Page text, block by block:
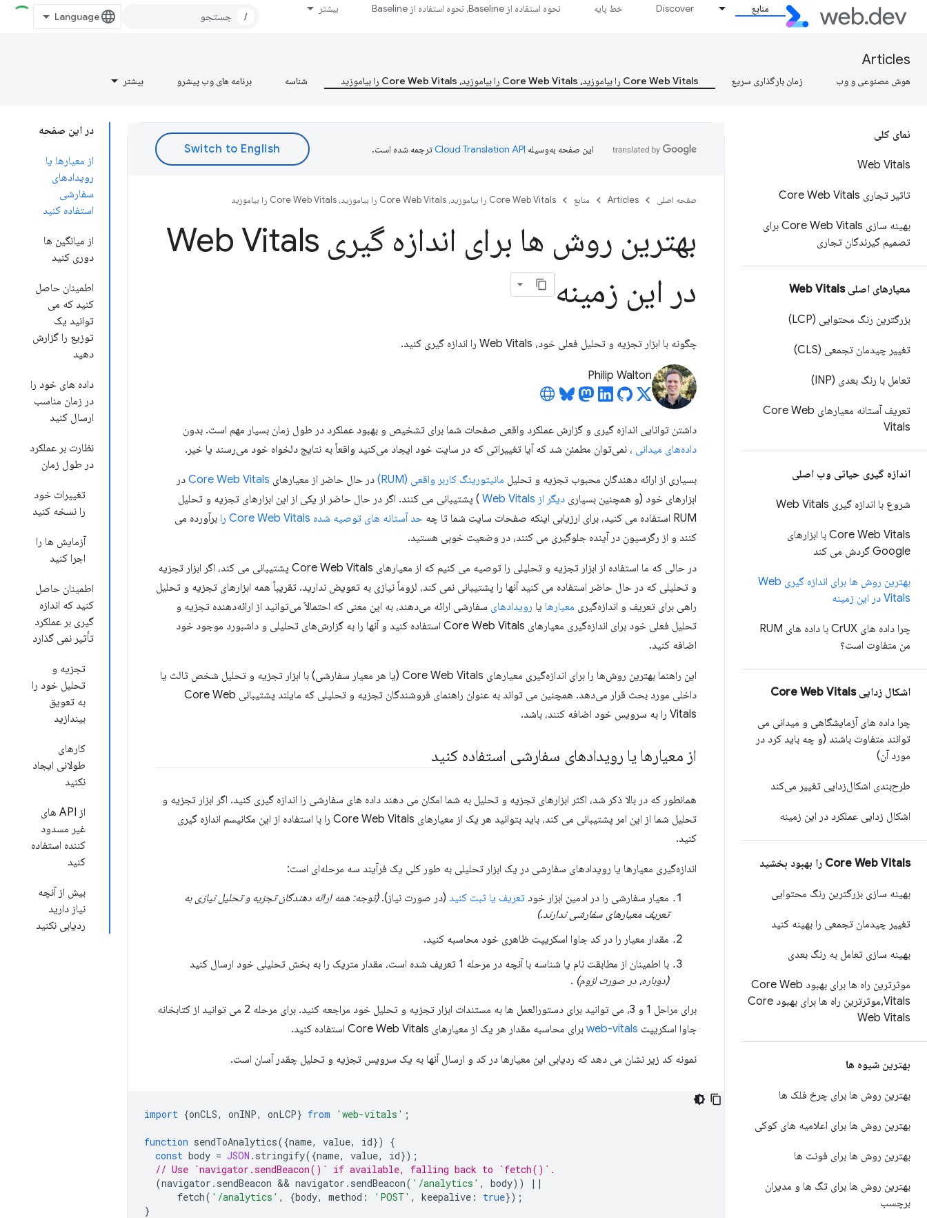
منابع Discover خط پایه نحوه استفاده از Baseline، نحوه استفاده از Baseline بیشتر
/
Articles
هوش مصنوعی و وب زمان بارگذاری سریع Core Web Vitals را بیاموزید، Core Web Vitals را بیاموزید، Core Web Vitals را بیاموزید شناسه برنامه های وب پیشرو بیشتر
نمای کلی
Web Vitals
تاثیر تجاری Core Web Vitals
بهینه سازی Core Web Vitals برای
تصمیم گیرندگان تجاری
معیارهای اصلی Web Vitals
بزرگترین رنگ محتوایی (LCP)
تغییر چیدمان تجمعی (CLS)
تعامل با رنگ بعدی (INP)
تعریف آستانه معیارهای Core Web
Vitals
اندازه گیری حیاتی وب اصلی
شروع با اندازه گیری Web Vitals
Core Web Vitals با ابزارهای
Google گردش می کند
بهترین روش ها برای اندازه گیری Web
Vitals در این زمینه
چرا داده های Cr
UX با داده های RUM
من متفاوت است؟
اشکال زدایی Core Web Vitals
چرا داده های آزمایشگاهی و میدانی می
توانند متفاوت باشند (و چه باید کرد در
مورد آن)
طرح‌بندی اشکال‌زدایی تغییر می‌کند
اشکال زدایی عملکرد در این زمینه
Core Web Vitals را بهبود بخشید
بهینه سازی بزرگترین رنگ محتوایی
تغییر چیدمان تجمعی را بهینه کنید
بهینه سازی تعامل به رنگ بعدی
موثرترین راه ها برای بهبود Core Web
Vitals
,
موثرترین راه ها برای بهبود Core
Web Vitals
بهترین شیوه ها
بهترین روش ها برای چرخ فلک ها
بهترین روش ها برای اعلامیه های کوکی
بهترین روش ها برای فونت ها
بهترین روش ها برای تگ ها و مدیران
برچسب
در این صفحه
از معیارها یا
رویدادهای
سفارشی
استفاده کنید
از میانگین ها
دوری کنید
اطمینان حاصل
کنید که می
توانید یک
توزیع را گزارش
دهید
داده های خود را
در زمان مناسب
ارسال کنید
نظارت بر عملکرد
در طول زمان
تغییرات خود
را نسخه کنید
آزمایش ها را
اجرا کنید
اطمینان حاصل
کنید که اندازه
گیری بر عملکرد
تأثیر نمی گذارد
تجزیه و
تحلیل خود را
به تعویق
بیندازید
کارهای
طولانی ایجاد
نکنید
از API های
غیر مسدود
کننده استفاده
کنید
بیش از آنچه
نیاز دارید
ردیابی نکنید
این صفحه به‌وسیله ترجمه شده است.
صفحه اصلی Articles منابع Core Web Vitals را بیاموزید، Core Web Vitals را بیاموزید، Core Web Vitals را بیاموزید
بهترین روش ها برای اندازه گیری Web Vitals
در این زمینه
چگونه با ابزار تجزیه و تحلیل فعلی خود، Web Vitals را اندازه گیری کنید.
Philip Walton
داشتن توانایی اندازه گیری و گزارش عملکرد واقعی صفحات شما برای تشخیص و بهبود عملکرد در طول زمان بسیار مهم است. بدون
داده‌های میدانی ، نمی‌توان مطمئن شد که آیا تغییراتی که در سایت خود ایجاد می‌کنید واقعاً به نتایج دلخواه خود می‌رسند یا خیر.
بسیاری از ارائه دهندگان محبوب تجزیه و تحلیل مانیتورینگ کاربر واقعی (RUM) در حال حاضر از معیارهای Core Web Vitals در
ابزارهای خود (و همچنین بسیاری دیگر از Web Vitals
) پشتیبانی می کنند. اگر در حال حاضر از یکی از این ابزارهای تجزیه و تحلیل
RUM استفاده می کنید، برای ارزیابی اینکه صفحات سایت شما تا چه
حد آستانه های توصیه شده Core Web Vitals را
برآورده می
کنند و از رگرسیون در آینده جلوگیری می کنند، در وضعیت خوبی هستید.
در حالی که ما استفاده از ابزار تجزیه و تحلیلی را توصیه می کنیم که از معیارهای Core Web Vitals پشتیبانی می کند، اگر ابزار تجزیه
و تحلیلی که در حال حاضر استفاده می کنید آنها را پشتیبانی نمی کند، لزوماً نیازی به تعویض ندارید. تقریباً همه ابزارهای تجزیه و تحلیل
راهی برای تعریف و اندازه‌گیری معیارها یا رویدادهای سفارشی ارائه می‌دهند، به این معنی که احتمالاً می‌توانید از ارائه‌دهنده تجزیه و
تحلیل فعلی خود برای اندازه‌گیری معیارهای Core Web Vitals استفاده کنید و آنها را به گزارش‌های تحلیلی و داشبورد موجود خود
اضافه کنید.
این راهنما بهترین روش‌ها را برای اندازه‌گیری معیارهای Core Web Vitals (یا هر معیار سفارشی) با ابزار تجزیه و تحلیل شخص ثالث یا
داخلی مورد بحث قرار می‌دهد. همچنین می تواند به عنوان راهنمای فروشندگان تجزیه و تحلیلی که مایلند پشتیبانی Core Web
Vitals را به سرویس خود اضافه کنند، باشد.
از معیارها یا رویدادهای سفارشی استفاده کنید
همانطور که در بالا ذکر شد، اکثر ابزارهای تجزیه و تحلیل به شما امکان می دهند داده های سفارشی را اندازه گیری کنید. اگر ابزار تجزیه و
تحلیل شما از این امر پشتیبانی می کند، باید بتوانید هر یک از معیارهای Core Web Vitals را با استفاده از این مکانیسم اندازه گیری
کنید.
اندازه‌گیری معیارها یا رویدادهای سفارشی در یک ابزار تحلیلی به طور کلی یک فرآیند سه مرحله‌ای است:
معیار سفارشی را در ادمین ابزار خود تعریف یا ثبت کنید (در صورت نیاز).(توجه: همه ارائه دهندگان تجزیه و تحلیل نیازی به
تعریف معیارهای سفارشی ندارند.)
مقدار معیار را در کد جاوا اسکریپت ظاهری خود محاسبه کنید.
با اطمینان از مطابقت نام یا شناسه با آنچه در مرحله 1 تعریف شده است، مقدار متریک را به بخش تحلیلی خود ارسال کنید
(دوباره، در صورت لزوم) .
برای مراحل 1 و 3، می توانید برای دستورالعمل ها به مستندات ابزار تجزیه و تحلیل خود مراجعه کنید. برای مرحله 2 می توانید از کتابخانه
جاوا اسکریپت web-vitals برای محاسبه مقدار هر یک از معیارهای Core Web Vitals استفاده کنید.
نمونه کد زیر نشان می دهد که ردیابی این معیارها در کد و ارسال آنها به یک سرویس تجزیه و تحلیل چقدر آسان است.
import {onCLS, onINP, onLCP} from 'web-vitals' ;
function sendToAnalytics({name, value, id})
{
const body = JSON . stringify({name, value, id});
// Use `navigator.sendBeacon()` if available, falling back to `fetch()`.
(navigator . sendBeacon && navigator . sendBeacon( '/analytics' , body))
||
fetch( '/analytics' , {body, method : 'POST' , keepalive : true});
}